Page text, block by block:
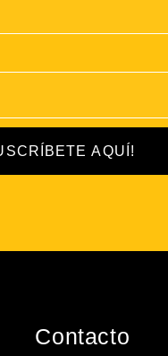
AQUÍ!
Contacto